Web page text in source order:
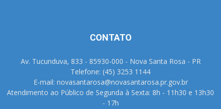
CONTATO
Av. Tucunduva, 833 - 85930-000 - Nova Santa Rosa - PR
Telefone: (45) 3253 1144
E-mail: novasantarosa@novasantarosa.pr.gov.br
Atendimento ao Público de Segunda à Sexta: 8h - 11h30 e 13h30
- 17h